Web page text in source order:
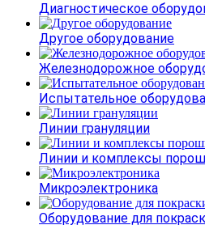
Диагностическое
Другое оборудование
Железнодорожное
Испытательное
Линии грануляции
Линии и комплексы
Микроэлектроника
Оборудование для